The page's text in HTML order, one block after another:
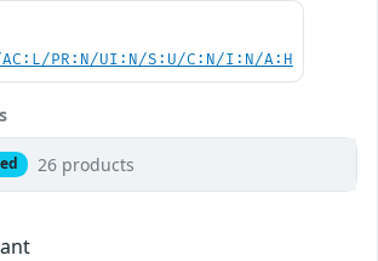
AC:L/PR:N/UI:N/S:U/C:N/I:N/A:H
26 products